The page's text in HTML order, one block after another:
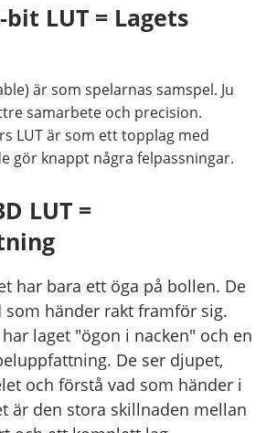
LUT = Lagets
är som spelarnas samspel. Ju
samarbete och precision.
LUT är som ett topplag med
gör knappt några felpassningar.
LUT =
har bara ett öga på bollen. De
som händer rakt framför sig.
har laget "ögon i nacken" och en
De ser djupet,
och förstå vad som händer i
är den stora skillnaden mellan